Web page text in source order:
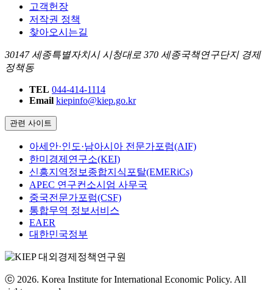
고객헌장
저작권 정책
찾아오시는길
30147 세종특별자치시 시청대로 370 세종국책연구단지 경제
정책동
TEL 044-414-1114
Email kiepinfo@kiep.go.kr
관련 사이트
아세안·인도·남아시아 전문가포럼(AIF)
한미경제연구소(KEI)
신흥지역정보종합지식포탈(EMERiCs)
APEC 연구컨소시엄 사무국
중국전문가포럼(CSF)
통합무역 정보서비스
EAER
대한민국정부
ⓒ 2026. Korea Institute for International Economic Policy. All